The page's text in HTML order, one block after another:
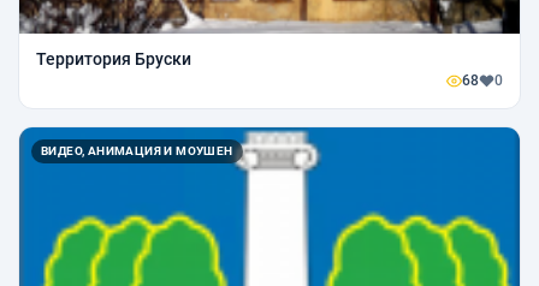
Территория Бруски
68 0
ВИДЕО, АНИМАЦИЯ И МОУШЕН